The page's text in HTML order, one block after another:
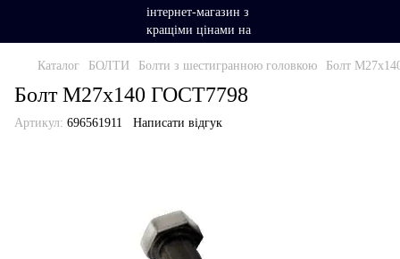
Каталог БОЛТИ Болти з шестигранною головкою Болт
Болт М27х140 ГОСТ7798
Артикул: 696561911 Написати відгук